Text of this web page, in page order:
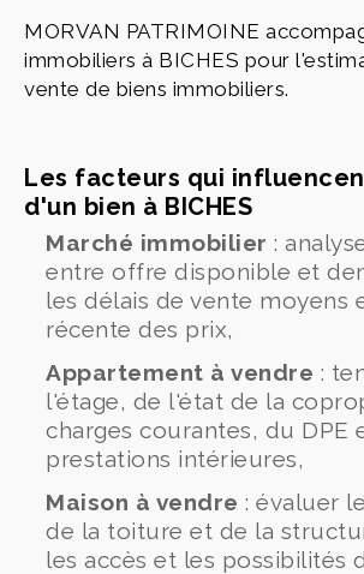
MORVAN PATRIMOINE
immobiliers à BICHES pour
vente de biens immobiliers.
Les facteurs qui
d'un bien à BICHES
Marché immobilier :
entre offre disponible et
les délais de vente moyens
récente des prix,
Appartement à vendre :
l'étage, de l'état de la
charges courantes, du DPE
prestations intérieures,
Maison à vendre : évaluer
de la toiture et de la
les accès et les possibilités